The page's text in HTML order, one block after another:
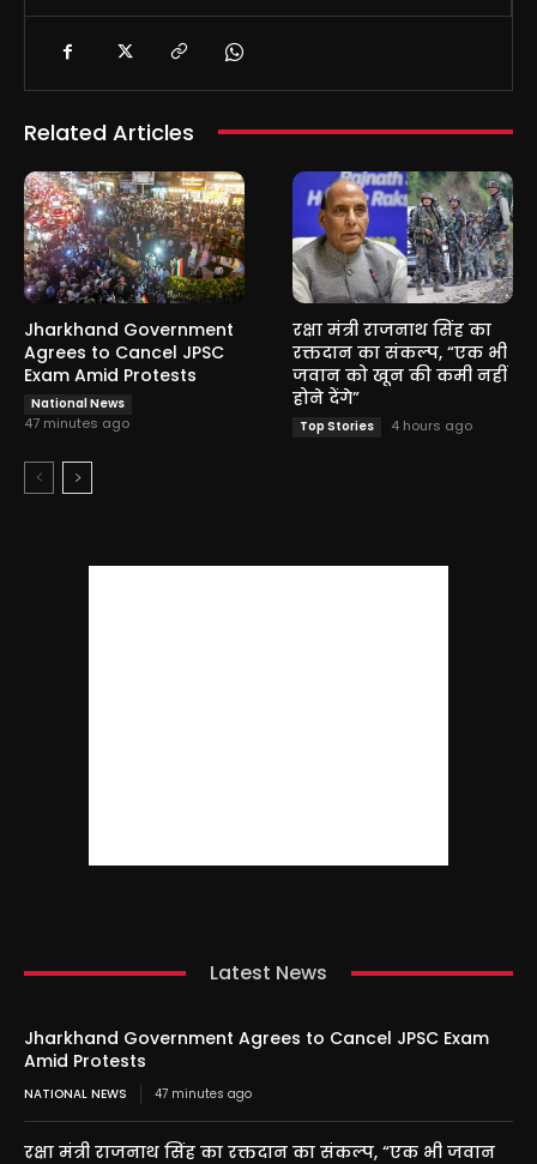
Related Articles
Jharkhand Government
Agrees to Cancel JPSC
Exam Amid Protests
National News
47 minutes ago
रक्षा मंत्री राजनाथ सिंह का
रक्तदान का संकल्प, “एक भी
जवान को खून की कमी नहीं
होने देंगे”
Top Stories 4 hours ago
Latest News
Jharkhand Government Agrees to Cancel JPSC Exam
Amid Protests
NATIONAL NEWS 47 minutes ago
रक्षा मंत्री राजनाथ सिंह का रक्तदान का संकल्प, “एक भी जवान